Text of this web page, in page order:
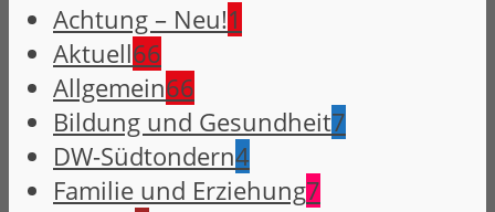
Achtung – Neu!1
Aktuell66
Allgemein66
Bildung und Gesundheit7
DW-Südtondern4
Familie und Erziehung7